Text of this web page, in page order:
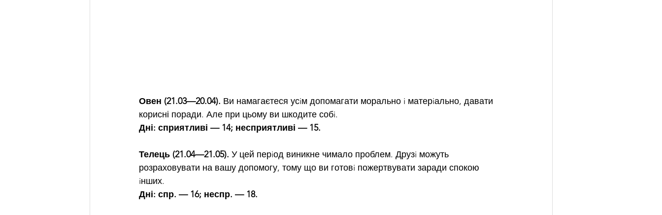
Овен (21.03—20.04). Ви намагаєтеся усiм допомагати морально i матерiально, давати
корисні поради. Але при цьому ви шкодите собi.
Дні: сприятливі — 14; несприятливі — 15.
Телець (21.04—21.05). У цей перiод виникне чимало проблем. Друзi можуть
розраховувати на вашу допомогу, тому що ви готовi пожертвувати заради спокою
iнших.
Дні: спр. — 16; неспр. — 18.